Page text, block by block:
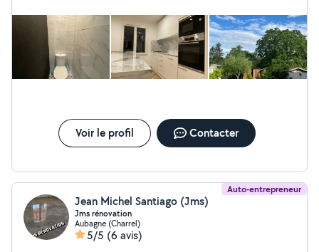
Voir le profil Contacter
Auto-entrepreneur
Jean Michel Santiago (Jms)
Jms rénovation
Aubagne (Charrel)
5/5 (6 avis)